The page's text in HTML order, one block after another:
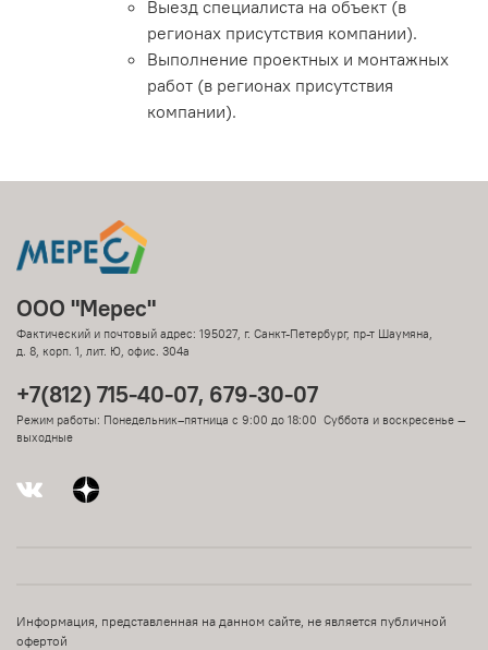
Выезд специалиста на объект (в
регионах присутствия компании).
Выполнение проектных и монтажных
работ (в регионах присутствия
компании).
ООО "Мерес"
Фактический и почтовый адрес: 195027, г. Санкт-Петербург, пр-т Шаумяна,
д. 8, корп. 1, лит. Ю, офис. 304а
+7(812) 715-40-07, 679-30-07
Режим работы: Понедельник–пятница с 9:00 до 18:00 Суббота и воскресенье —
выходные
Информация, представленная на данном сайте, не является публичной
офертой